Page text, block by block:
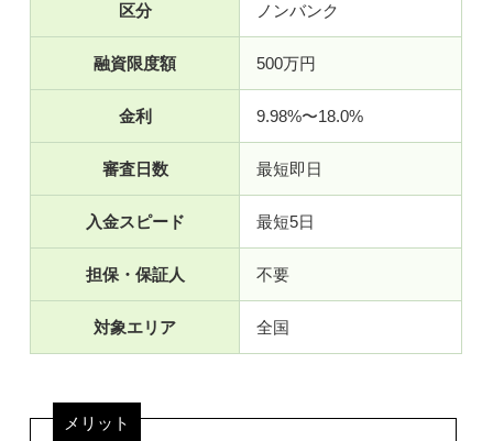
区分 ノンバンク
融資限度額 500万円
金利 9.98%〜18.0%
審査日数 最短即日
入金スピード 最短5日
担保・保証人 不要
対象エリア 全国
メリット